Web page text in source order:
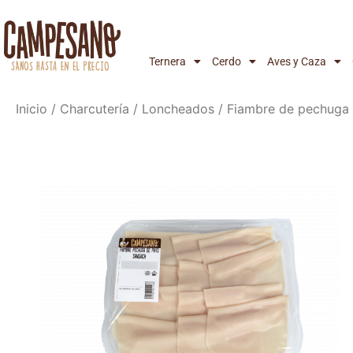
Ternera Cerdo Aves y Caza
Inicio / Charcutería / Loncheados / Fiambre de